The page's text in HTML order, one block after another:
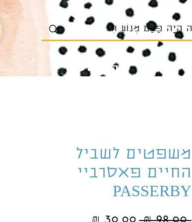
הספרים שלנו
משפטים לשביל
החיים פאסרביי
PASSERBY